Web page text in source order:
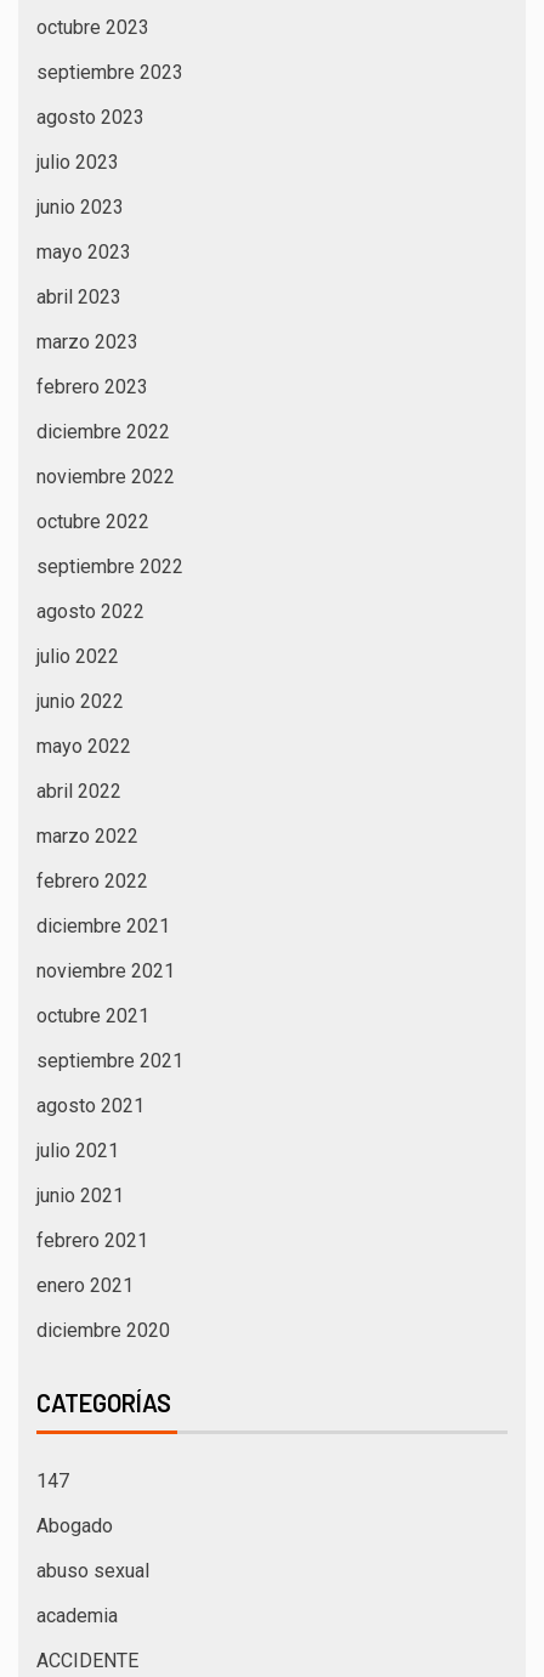
octubre 2023
septiembre 2023
agosto 2023
julio 2023
junio 2023
mayo 2023
abril 2023
marzo 2023
febrero 2023
diciembre 2022
noviembre 2022
octubre 2022
septiembre 2022
agosto 2022
julio 2022
junio 2022
mayo 2022
abril 2022
marzo 2022
febrero 2022
diciembre 2021
noviembre 2021
octubre 2021
septiembre 2021
agosto 2021
julio 2021
junio 2021
febrero 2021
enero 2021
diciembre 2020
CATEGORÍAS
147
Abogado
abuso sexual
academia
ACCIDENTE